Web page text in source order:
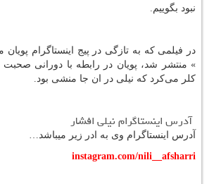
نبود بگوییم.
در فیلمی که به تازگی در پیج اینستاگرام
» منتشر شد، پویان در رابطه با دورانی
کلر می‌کرد که نیلی در ان جا منشی بود.
آدرس اینستاگرام نیلی افشار
آدرس اینستاگرام وی به ادر زیر میباشد…
instagram.com/nili__afsharri